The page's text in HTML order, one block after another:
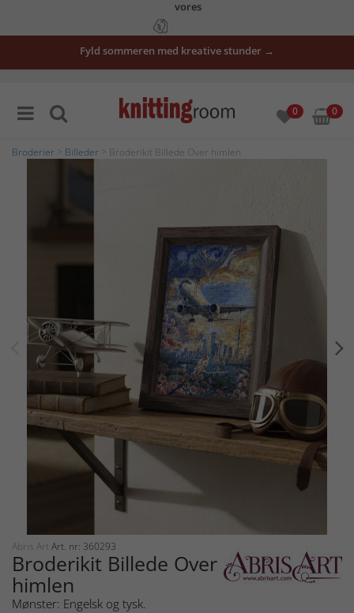
tilbud
her
Fyld sommeren med kreative stunder →
0 0
Broderier Billeder > Broderikit Billede Over himlen
Abris Art Art. nr: 360293
Broderikit Billede Over
himlen
Mønster: Engelsk og tysk.